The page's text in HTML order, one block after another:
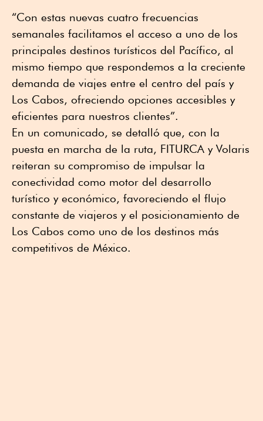
“Con estas nuevas cuatro frecuencias
semanales facilitamos el acceso a uno de los
principales destinos turísticos del Pacífico, al
mismo tiempo que respondemos a la creciente
demanda de viajes entre el centro del país y
Los Cabos, ofreciendo opciones accesibles y
eficientes para nuestros clientes”.
En un comunicado, se detalló que, con la
puesta en marcha de la ruta, FITURCA y Volaris
reiteran su compromiso de impulsar la
conectividad como motor del desarrollo
turístico y económico, favoreciendo el flujo
constante de viajeros y el posicionamiento de
Los Cabos como uno de los destinos más
competitivos de México.